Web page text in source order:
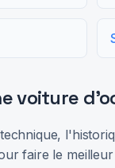
voiture
faire le